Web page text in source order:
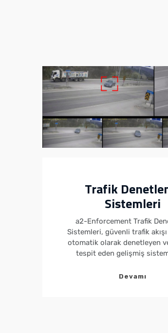
Trafik
Sistemleri
a2-Enforcement Trafik
Sistemleri, güvenli trafik
otomatik olarak denetleyen
tespit eden gelişmiş
Devamı